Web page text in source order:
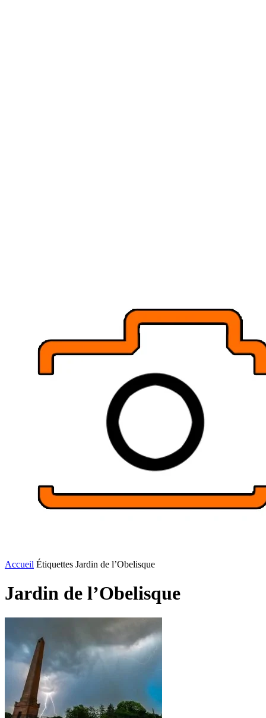
Accueil Étiquettes Jardin de l’Obelisque
Jardin de l’Obelisque